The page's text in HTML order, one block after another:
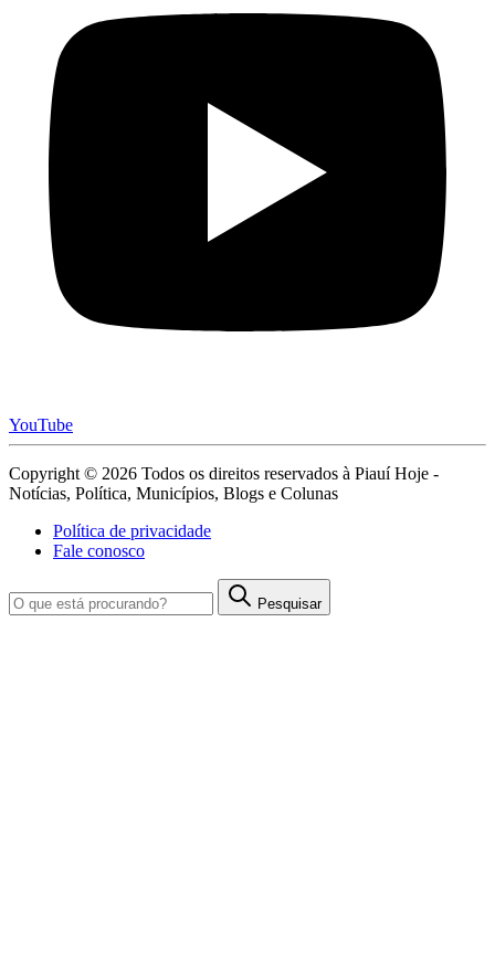
YouTube
Copyright © 2026 Todos os direitos reservados à Piauí Hoje -
Notícias, Política, Municípios, Blogs e Colunas
Política de privacidade
Fale conosco
Pesquisar